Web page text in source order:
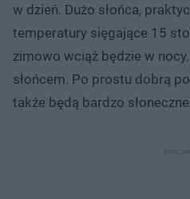
w dzień. Dużo słońca,
temperatury sięgające 15
zimowo wciąż będzie w
słońcem. Po prostu dobrą
także będą bardzo